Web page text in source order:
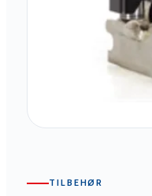
TILBEHØR